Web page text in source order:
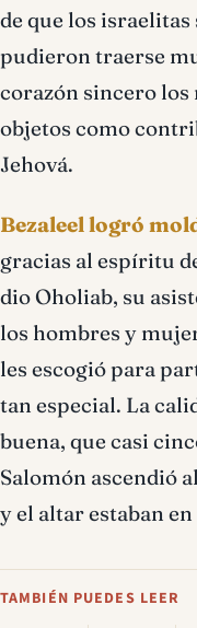
de que los
pudieron traerse
corazón sincero los
objetos como
Jehová.
Bezaleel logró
gracias al espíritu
dio Oholiab, su
los hombres y
les escogió para
tan especial. La
buena, que casi
Salomón ascendió
y el altar estaban en
TAMBIÉN PUEDES LEER